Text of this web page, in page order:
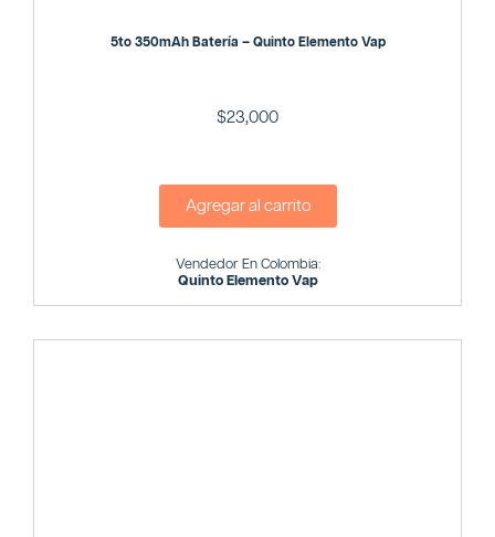
5to 350mAh Batería – Quinto Elemento Vap
$23,000
Agregar al carrito
Vendedor En Colombia:
Quinto Elemento Vap